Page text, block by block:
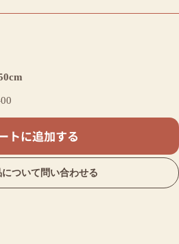
トに追加する
ついて問い合わせる